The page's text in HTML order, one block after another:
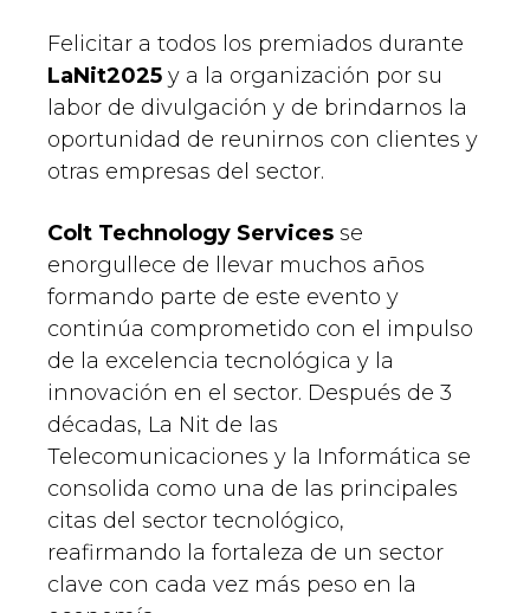
Felicitar a todos los premiados durante
LaNit2025 y a la organización por su
labor de divulgación y de brindarnos la
oportunidad de reunirnos con clientes y
otras empresas del sector.
Colt Technology Services se
enorgullece de llevar muchos años
formando parte de este evento y
continúa comprometido con el impulso
de la excelencia tecnológica y la
innovación en el sector. Después de 3
décadas, La Nit de las
Telecomunicaciones y la Informática se
consolida como una de las principales
citas del sector tecnológico,
reafirmando la fortaleza de un sector
clave con cada vez más peso en la